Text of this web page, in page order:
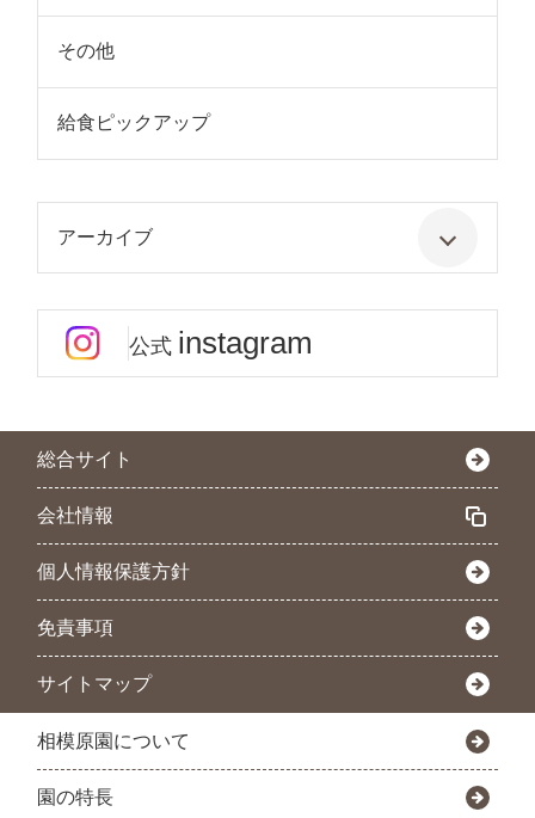
その他
給食ピックアップ
アーカイブ
公式 instagram
総合サイト
会社情報
個人情報保護方針
免責事項
サイトマップ
相模原園について
園の特長